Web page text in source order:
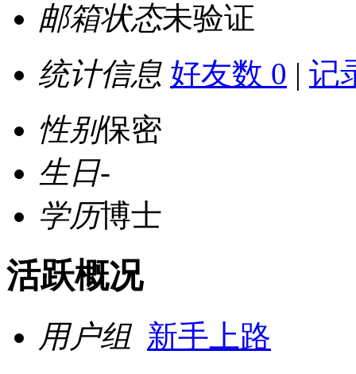
邮箱状态未验证
统计信息 好友数 0 | 记
性别保密
生日-
学历博士
活跃概况
用户组 新手上路